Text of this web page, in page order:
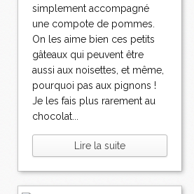
simplement accompagné
une compote de pommes.
On les aime bien ces petits
gâteaux qui peuvent être
aussi aux noisettes, et même,
pourquoi pas aux pignons !
Je les fais plus rarement au
chocolat...
Lire la suite